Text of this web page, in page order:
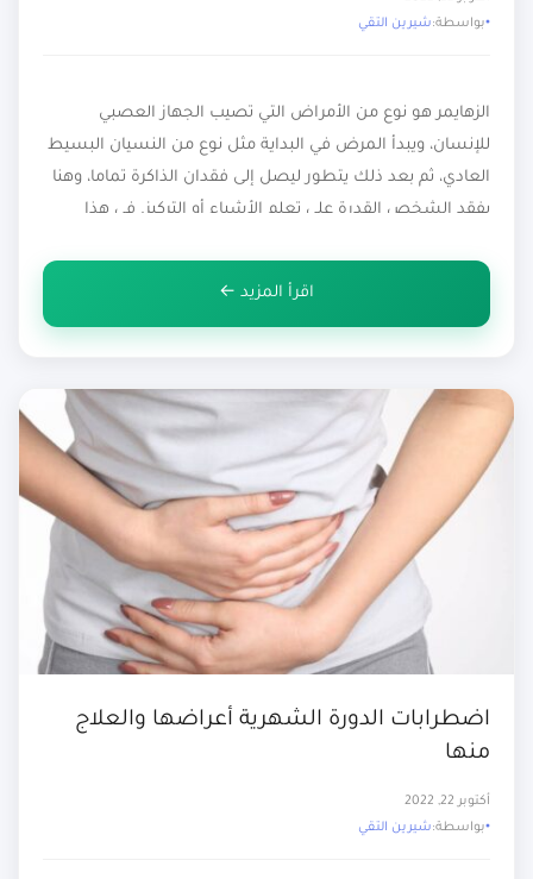
بواسطة:شيرين التقي
الزهايمر هو نوع من الأمراض التي تصيب الجهاز العصبي
للإنسان، ويبدأ المرض في البداية مثل نوع من النسيان البسيط
العادي، ثم بعد ذلك يتطور ليصل إلى فقدان الذاكرة تماما، وهنا
يفقد الشخص القدرة على تعلم الأشياء أو التركيز. في هذا
نتكلم بالتفصيل عن أعراضه وأسبابه وطرق […]
اقرأ المزيد ←
اضطرابات الدورة الشهرية أعراضها والعلاج
منها
أكتوبر 22, 2022
بواسطة:شيرين التقي